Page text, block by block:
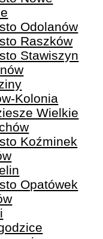
Odolanów
Raszków
Stawiszyn
Kolonia
Wielkie
Koźminek
Opatówek